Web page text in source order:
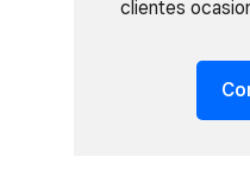
clientes